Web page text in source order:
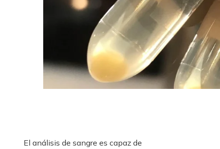
El análisis de sangre es capaz de